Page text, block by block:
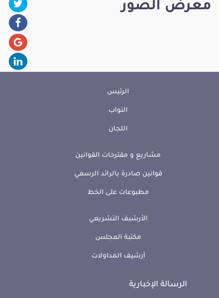
معرض الصور
الرئيس
النواب
اللجان
مشاريع و مقترحات القوانين
قوانين صادرة بالرائد الرسمي
مطبوعات على الخط
الأرشيف التشريعي
مكتبة المجلس
أرشيف المداولات
الرسالة الإخبارية